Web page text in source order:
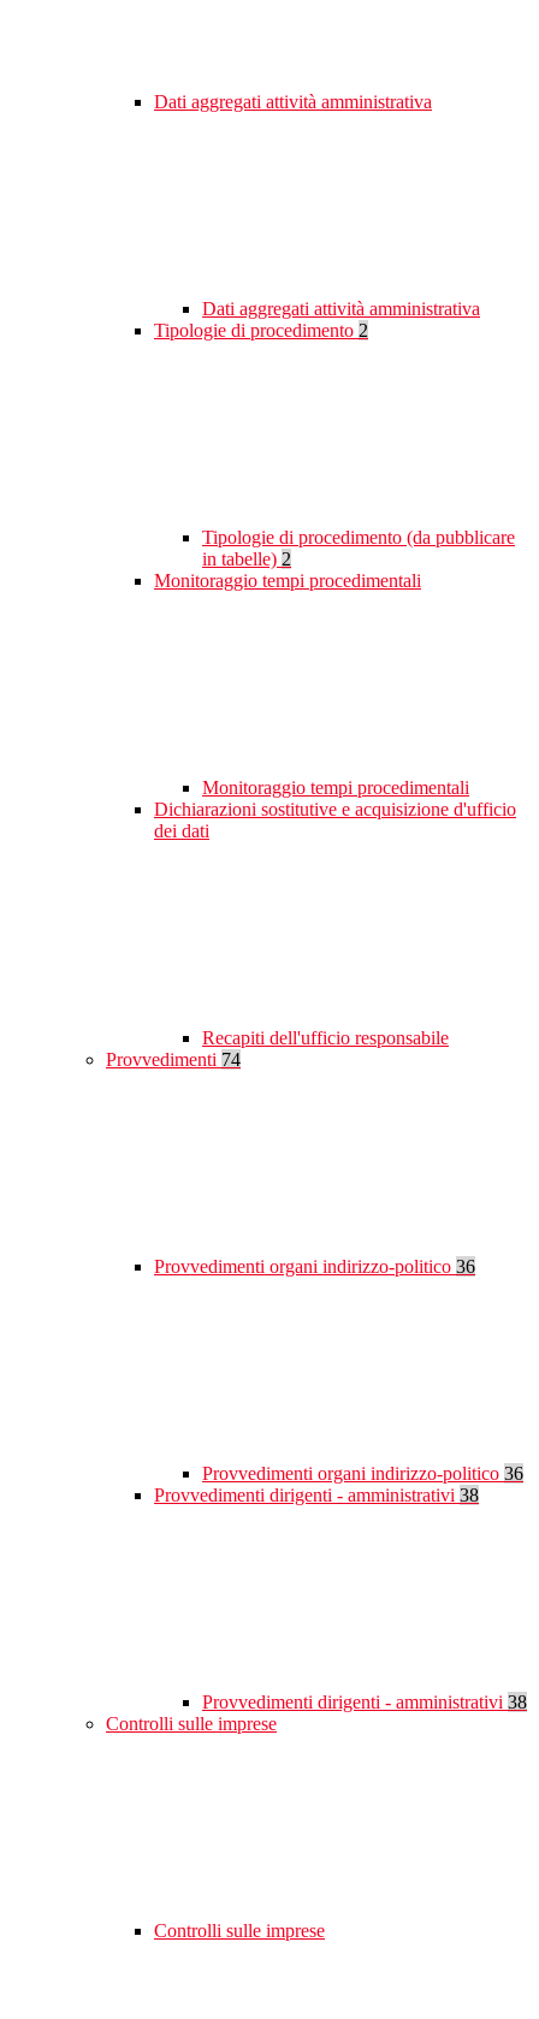
Dati aggregati attività amministrativa
Dati aggregati attività amministrativa
Tipologie di procedimento 2
Tipologie di procedimento (da pubblicare
in tabelle) 2
Monitoraggio tempi procedimentali
Monitoraggio tempi procedimentali
Dichiarazioni sostitutive e acquisizione d'ufficio
dei dati
Recapiti dell'ufficio responsabile
Provvedimenti 74
Provvedimenti organi indirizzo-politico 36
Provvedimenti organi indirizzo-politico 36
Provvedimenti dirigenti - amministrativi 38
Provvedimenti dirigenti - amministrativi 38
Controlli sulle imprese
Controlli sulle imprese